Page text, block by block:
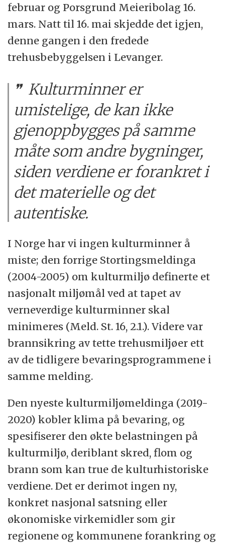
februar og Porsgrund Meieribolag 16.
mars. Natt til 16. mai skjedde det igjen,
denne gangen i den fredede
trehusbebyggelsen i Levanger.
Kulturminner er
umistelige, de kan ikke
gjenoppbygges på samme
måte som andre bygninger,
siden verdiene er forankret i
det materielle og det
autentiske.
I Norge har vi ingen kulturminner å
miste; den forrige Stortingsmeldinga
(2004-2005) om kulturmiljø definerte et
nasjonalt miljømål ved at tapet av
verneverdige kulturminner skal
minimeres (Meld. St. 16, 2.1.). Videre var
brannsikring av tette trehusmiljøer ett
av de tidligere bevaringsprogrammene i
samme melding.
Den nyeste kulturmiljømeldinga (2019-
2020) kobler klima på bevaring, og
spesifiserer den økte belastningen på
kulturmiljø, deriblant skred, flom og
brann som kan true de kulturhistoriske
verdiene. Det er derimot ingen ny,
konkret nasjonal satsning eller
økonomiske virkemidler som gir
regionene og kommunene forankring og